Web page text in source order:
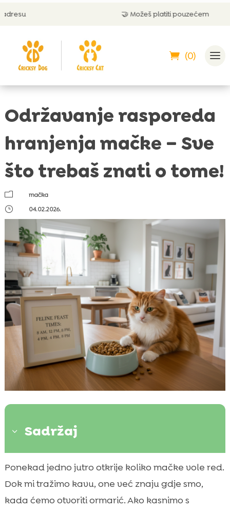
🤝 Možeš platiti pouzećem
(0)
Održavanje rasporeda
hranjenja mačke – Sve
što trebaš znati o tome!
m
mačka
}
04.02.2026.
3 Sadržaj
 Zašto je redovit raspored hranjenja važan
za zdravlje mačke

održavanje rasporeda hranjenja mačke:
Ponekad jedno jutro otkrije koliko mačke vole red.
Dok mi tražimo kavu, one već znaju gdje smo,
kada ćemo otvoriti ormarić. Ako kasnimo s